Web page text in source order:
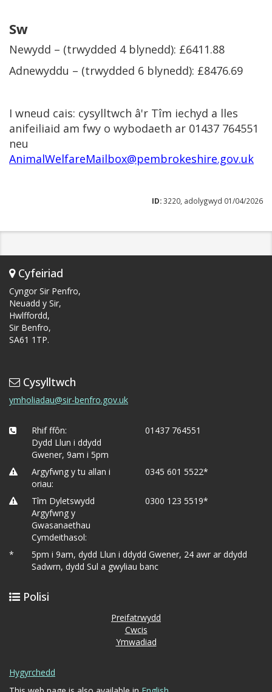
Sw
Newydd – (trwydded 4 blynedd): £6411.88
Adnewyddu – (trwydded 6 blynedd): £8476.69
I wneud cais: cysylltwch â'r Tîm iechyd a lles
anifeiliaid am fwy o wybodaeth ar 01437 764551
neu
AnimalWelfareMailbox@pembrokeshire.gov.uk
ID:3220, adolygwyd 01/04/2026
Cyfeiriad
Cyngor Sir Penfro,
Neuadd y Sir,
Hwlffordd,
Sir Benfro,
SA61 1TP.
Cysylltwch
ymholiadau@sir-benfro.gov.uk
Rhif ffôn:
Dydd Llun i ddydd
Gwener, 9am i 5pm
01437 764551
Argyfwng y tu allan i
oriau:
0345 601 5522*
Tîm Dyletswydd
Argyfwng y
Gwasanaethau
Cymdeithasol:
0300 123 5519*
*
5pm i 9am, dydd Llun i ddydd Gwener, 24 awr ar ddydd
Sadwrn, dydd Sul a gwyliau banc
Polisi
Preifatrwydd
Cwcis
Ymwadiad
Hygyrchedd